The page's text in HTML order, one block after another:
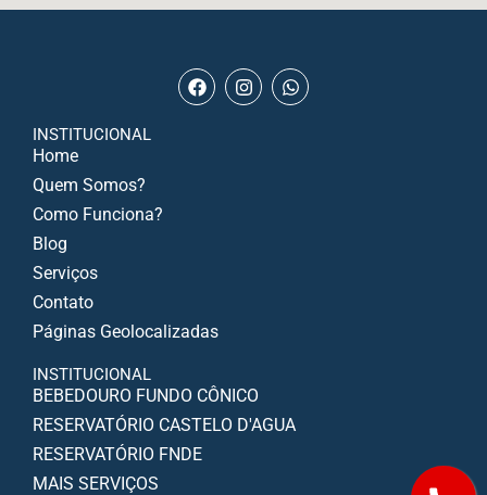
INSTITUCIONAL
Home
Quem Somos?
Como Funciona?
Blog
Serviços
Contato
Páginas Geolocalizadas
INSTITUCIONAL
BEBEDOURO FUNDO CÔNICO
RESERVATÓRIO CASTELO D'AGUA
RESERVATÓRIO FNDE
MAIS SERVIÇOS